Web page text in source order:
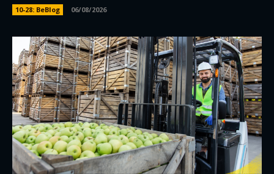
10-28: BeBlog 06/08/2026